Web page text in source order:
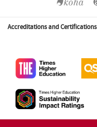
Accreditations and Certifications